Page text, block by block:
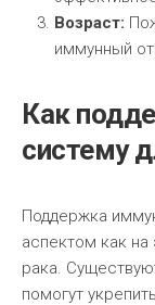
Возраст:
иммунный
Как
систему
Поддержка
аспектом как на
рака.
помогут